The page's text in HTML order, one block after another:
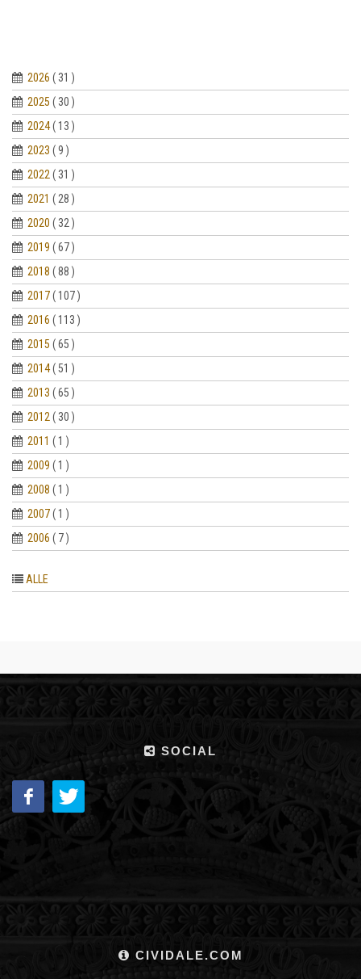
2026 ( 31 )
2025 ( 30 )
2024( 13 )
2023 ( 9 )
2022 ( 31 )
2021 ( 28 )
2020 ( 32 )
2019 ( 67 )
2018 ( 88 )
2017( 107 )
2016 ( 113 )
2015 ( 65 )
2014( 51 )
2013 ( 65 )
2012 ( 30 )
2011 ( 1 )
2009 ( 1 )
2008 ( 1 )
2007( 1 )
2006 ( 7 )
ALLE
SOCIAL
CIVIDALE.COM